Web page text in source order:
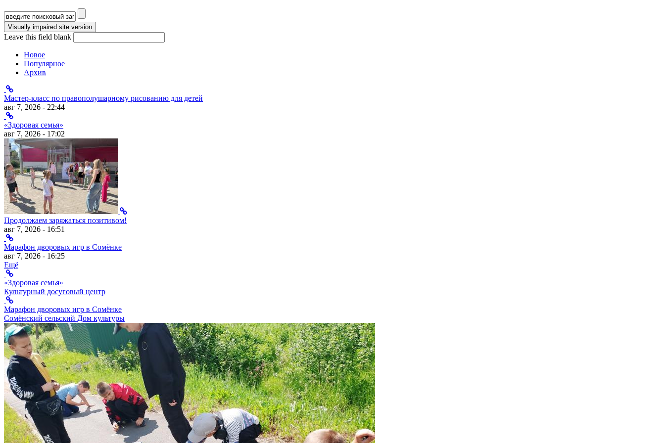
Форма поиска
Leave this field blank
Новое
Популярное
Архив
Мастер-класс по правополушарному рисованию для детей
авг 7, 2026 - 22:44
«Здоровая семья»
авг 7, 2026 - 17:02
Продолжаем заряжаться позитивом!
авг 7, 2026 - 16:51
Марафон дворовых игр в Сомёнке
авг 7, 2026 - 16:25
Ещё
«Здоровая семья»
Культурный досуговый центр
Марафон дворовых игр в Сомёнке
Сомёнский сельский Дом культуры